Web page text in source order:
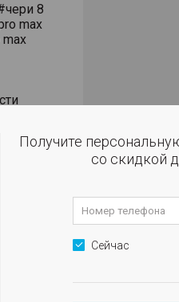
8
max
Получите
со скидкой
Сейчас